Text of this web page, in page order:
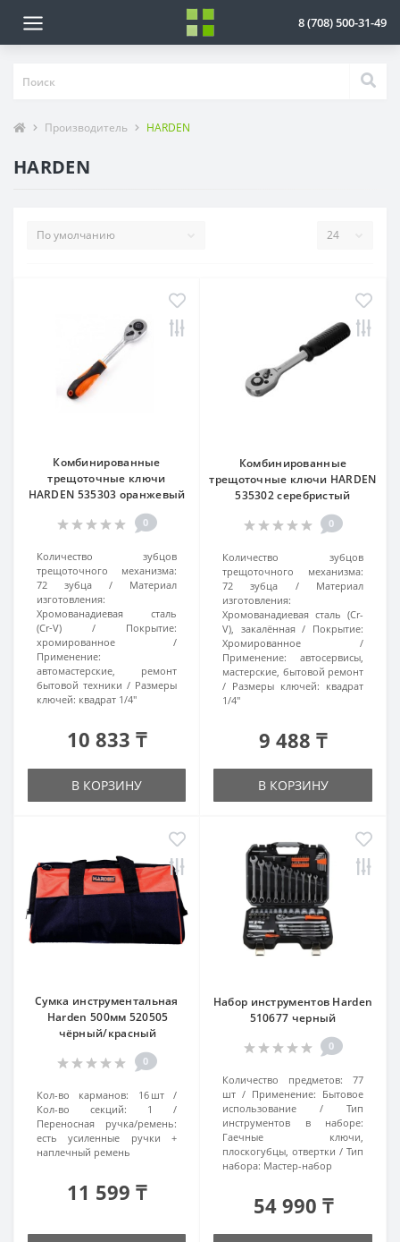
8 (708) 500-31-49
Производитель HARDEN
HARDEN
Комбинированные
трещоточные ключи
HARDEN 535303 оранжевый
0
Количество зубцов
трещоточного механизма:
72 зубца
Материал
изготовления:
Хромованадиевая сталь
(Cr‑V)
Покрытие:
хромированное
Применение:
автомастерские, ремонт
бытовой техники
Размеры
ключей: квадрат 1/4"
10 833 ₸
В КОРЗИНУ
Комбинированные
трещоточные ключи HARDEN
535302 серебристый
0
Количество зубцов
трещоточного механизма:
72 зубца
Материал
изготовления:
Хромованадиевая сталь (Cr-
V), закалённая
Покрытие:
Хромированное
Применение:
автосервисы,
мастерские, бытовой ремонт
Размеры ключей: квадрат
1/4"
9 488 ₸
В КОРЗИНУ
Сумка инструментальная
Harden 500мм 520505
чёрный/красный
0
Кол-во карманов:
16 шт
Кол-во секций:
1
Переносная ручка/ремень:
есть усиленные ручки +
наплечный ремень
11 599 ₸
Набор инструментов Harden
510677 черный
0
Количество предметов:
77
шт
Применение: Бытовое
использование
Тип
инструментов в наборе:
Гаечные ключи,
плоскогубцы, отвертки
Тип
набора: Мастер-набор
54 990 ₸